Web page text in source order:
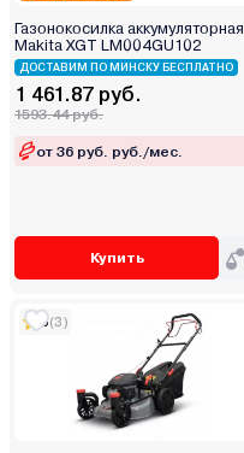
Газонокосилка аккумуляторная
Makita XGT LM004GU102
ДОСТАВИМ ПО МИНСКУ БЕСПЛАТНО
1 461.87 руб.
1593.44 руб.
от 36 руб. руб./мес.
Купить
5(3)